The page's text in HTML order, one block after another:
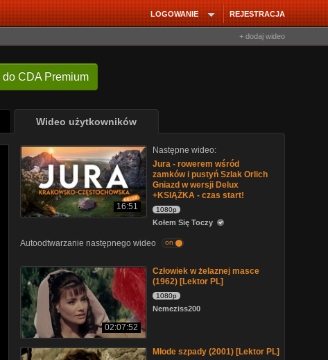
REJESTRACJA
LOGOWANIE
+ dodaj wideo
do CDA Premium
Wideo użytkowników
16:51
Następne wideo:
Jura - rowerem wśród
zamków i pustyń Szlak Orlich
Gniazd w wersji Delux
+KSIĄŻKA - czas start!
1080p
Kołem Się Toczy
Autoodtwarzanie następnego wideo on
02:07:52
Człowiek w żelaznej masce
(1962) [Lektor PL]
1080p
Nemeziss200
Młode szpady (2001) [Lektor PL]